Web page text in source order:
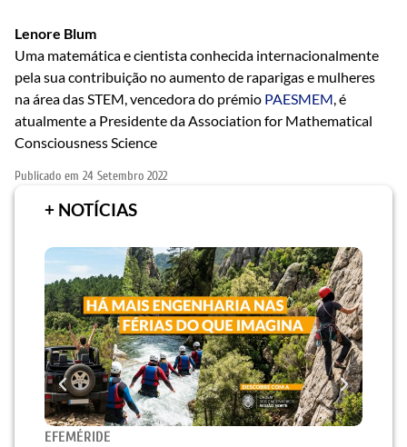
Lenore Blum
Uma matemática e cientista conhecida internacionalmente
pela sua contribuição no aumento de raparigas e mulheres
na área das STEM, vencedora do prémio PAESMEM, é
atualmente a Presidente da Association for Mathematical
Consciousness Science
Publicado em 24 Setembro 2022
+ NOTÍCIAS
EFEMÉRIDE